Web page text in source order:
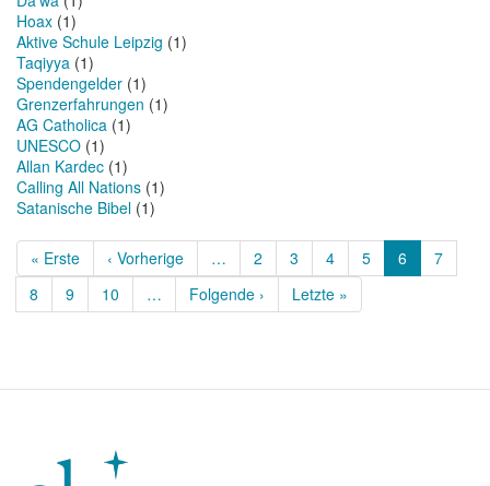
Hoax (1)
Aktive Schule Leipzig (1)
Taqiyya (1)
Spendengelder (1)
Grenzerfahrungen (1)
AG Catholica (1)
UNESCO (1)
Allan Kardec (1)
Calling All Nations (1)
Satanische Bibel (1)
Seitennummerierung
Erste
Seite
« Erste
Vorherige
Seite
‹ Vorherige … Page
2 Page
3 Page
4 Page
5
Aktuelle
Seite
6 Page
7
Page
8 Page
9 Page
10 …
Nächste
Seite
Folgende ›
Letzte
Seite
Letzte »